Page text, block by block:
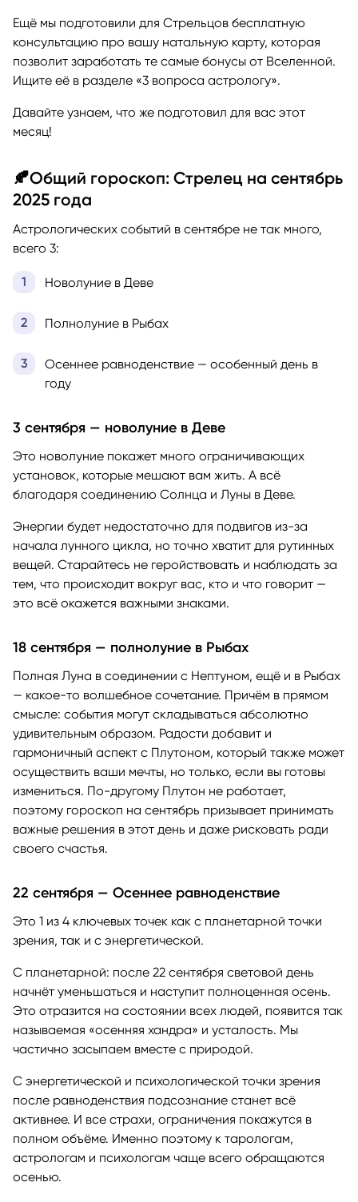
Ещё мы подготовили для Стрельцов бесплатную
консультацию про вашу натальную карту, которая
позволит заработать те самые бонусы от Вселенной.
Ищите её в разделе «3 вопроса астрологу».
Давайте узнаем, что же подготовил для вас этот
месяц!
🍂Общий гороскоп: Стрелец на сентябрь
2025 года
Астрологических событий в сентябре не так много,
всего 3:
Новолуние в Деве
Полнолуние в Рыбах
Осеннее равноденствие — особенный день в
году
3 сентября — новолуние в Деве
Это новолуние покажет много ограничивающих
установок, которые мешают вам жить. А всё
благодаря соединению Солнца и Луны в Деве.
Энергии будет недостаточно для подвигов из-за
начала лунного цикла, но точно хватит для рутинных
вещей. Старайтесь не геройствовать и наблюдать за
тем, что происходит вокруг вас, кто и что говорит —
это всё окажется важными знаками.
18 сентября — полнолуние в Рыбах
Полная Луна в соединении с Нептуном, ещё и в Рыбах
— какое-то волшебное сочетание. Причём в прямом
смысле: события могут складываться абсолютно
удивительным образом. Радости добавит и
гармоничный аспект с Плутоном, который также может
осуществить ваши мечты, но только, если вы готовы
измениться. По-другому Плутон не работает,
поэтому гороскоп на сентябрь призывает принимать
важные решения в этот день и даже рисковать ради
своего счастья.
22 сентября — Осеннее равноденствие
Это 1 из 4 ключевых точек как с планетарной точки
зрения, так и с энергетической.
С планетарной: после 22 сентября световой день
начнёт уменьшаться и наступит полноценная осень.
Это отразится на состоянии всех людей, появится так
называемая «осенняя хандра» и усталость. Мы
частично засыпаем вместе с природой.
С энергетической и психологической точки зрения
после равноденствия подсознание станет всё
активнее. И все страхи, ограничения покажутся в
полном объёме. Именно поэтому к тарологам,
астрологам и психологам чаще всего обращаются
осенью.